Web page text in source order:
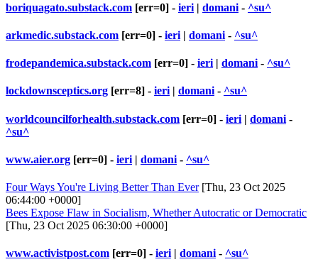
boriquagato.substack.com [err=0] - ieri | domani - ^su^
arkmedic.substack.com [err=0] - ieri | domani - ^su^
frodepandemica.substack.com [err=0] - ieri | domani - ^su^
lockdownsceptics.org [err=8] - ieri | domani - ^su^
worldcouncilforhealth.substack.com [err=0] - ieri | domani -
^su^
www.aier.org [err=0] - ieri | domani - ^su^
Four Ways You're Living Better Than Ever[Thu, 23 Oct 2025
06:44:00 +0000]
Bees Expose Flaw in Socialism, Whether Autocratic or Democratic
[Thu, 23 Oct 2025 06:30:00 +0000]
www.activistpost.com [err=0] - ieri| domani- ^su^